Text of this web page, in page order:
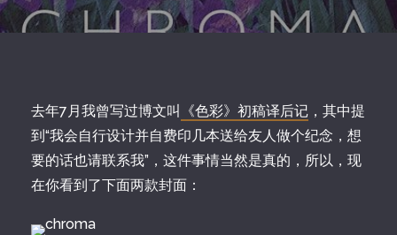
去年7月我曾写过博文叫 《色彩》初稿译后记 ，其中提
到“我会自行设计并自费印几本送给友人做个纪念，想
要的话也请联系我”，这件事情当然是真的，所以，现
在你看到了下面两款封面：